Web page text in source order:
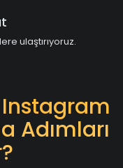
ulaştırıyoruz.
Adımları